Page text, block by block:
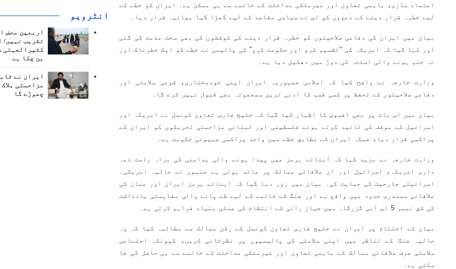
اعتماد سازی، باہمی تعاون اور غیرملکی مداخلت کے خاتمے سے ہی ممکن ہے۔ ایران کو خطے کے
لیے خطرہ قرار دینے کے دعووں کو اس نے سیاسی مقاصد کے لیے گھڑا گیا بیانیہ قرار دیا۔
بیان میں ایران کی دفاعی صلاحیتوں کو خطرہ قرار دینے کی کوششوں کی بھی سخت مذمت کی گئی
اور کہا گیا کہ امریکہ کی "تقسیم کرو اور حکومت کرو" کی پالیسی نے خطے کو ایک خطرناک اور
نہ ختم ہونے والی اسلحہ کی دوڑ میں دھکیل دیا ہے۔
وزارت خارجہ نے واضح کیا کہ اسلامی جمہوریہ ایران اپنی خودمختاری، قومی سلامتی اور
دفاعی صلاحیتوں کے تحفظ پر کسی قسم کا ادنی ترین سمجھوتہ بھی قبول نہیں کرے گا۔
بیان میں اس بات پر بھی افسوس کا اظہار کیا گیا کہ خلیج فارس تعاون کونسل نے امریکہ اور
اسرائیل کے موقف کی تائید کرتے ہوئے فلسطینی اور لبنانی مزاحمتی تحریکوں کو ایران کے
پراکسی قرار دیا، جبکہ ایران کے مطابق خطے میں واحد پراکسی صہیونی حکومت ہے۔
وزارت خارجہ نے مزید کہا کہ آبنائے ہرمز میں پیدا ہونے والی بدامنی کی براہ راست ذمہ
داری امریکہ، اسرائیل اور ان علاقائی ممالک پر عائد ہوتی ہے جنہوں نے حالیہ امریکی۔
اسرائیلی جارحیت کی حمایت کی۔ بیان میں زور دیا گیا کہ آبنائے ہرمز ایران اور عمان کی
علاقائی سمندری حدود میں واقع ہے اور جنگ کے خاتمے کے لیے طے پانے والی مفاہمتی یادداشت
کی شق نمبر 5 اس آبی گزرگاہ میں جہاز رانی کے انتظام کی عملی بنیاد فراہم کرتی ہے۔
بیان کے اختتام پر ایران نے خلیج فارس تعاون کونسل کے رکن ممالک سے مطالبہ کیا کہ وہ
حالیہ جنگ کے تناظر میں اپنی سلامتی کی پالیسیوں پر نظرثانی کریں، کیونکہ اجتماعی
سلامتی صرف علاقائی ممالک کے باہمی تعاون اور غیرملکی مداخلت کے خاتمے سے ہی حاصل کی جا
سکتی ہے۔
انٹرويو
اربعین محض
تقریب نہیں/
کثیرالجہتی
بن چکا ہے
ایران نے
مزاحمتی
چھوڑے گا